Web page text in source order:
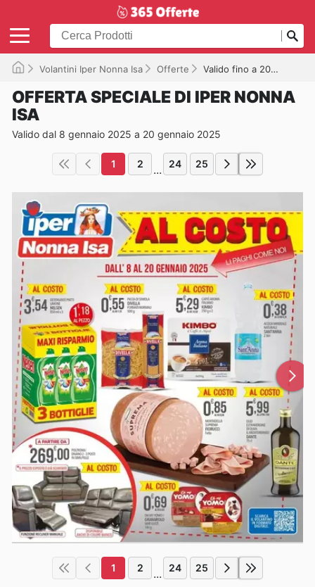
Volantini Iper Nonna Isa Offerte Valido fino a 20/01/2025
OFFERTA SPECIALE DI IPER NONNA
ISA
Valido dal 8 gennaio 2025 a 20 gennaio 2025
1 2 ... 24 25
1 2 ... 24 25